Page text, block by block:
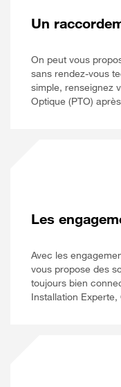
Un
On peut vous
sans rendez-vous
simple, renseignez
Optique (PTO)
Les
Avec les
vous propose des
toujours bien
Installation